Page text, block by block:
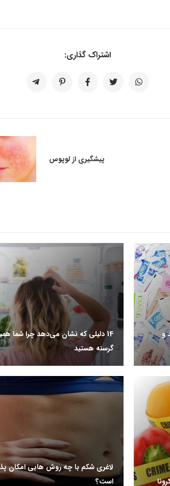
اشتراک گذاری:
پیشگیری از لوپوس
و
14 دلیلی که نشان می‌دهد چرا شما
گرسنه هستید
لاغری شکم با چه روش هایی امکان
است؟